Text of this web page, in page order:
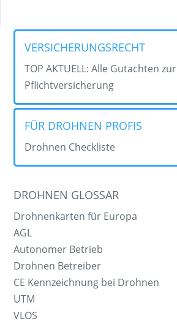
VERSICHERUNGSRECHT
TOP AKTUELL: Alle Gutachten zur
Pflichtversicherung
FÜR DROHNEN PROFIS
Drohnen Checkliste
DROHNEN GLOSSAR
Drohnenkarten für Europa
AGL
Autonomer Betrieb
Drohnen Betreiber
CE Kennzeichnung bei Drohnen
UTM
VLOS